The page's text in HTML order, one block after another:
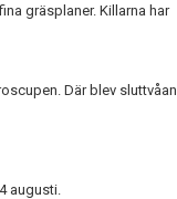
gräsplaner. Killarna har
Där blev sluttvåan
augusti.